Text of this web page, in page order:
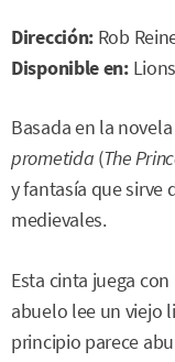
Dirección: Rob
Disponible en:
Basada en la
prometida (The
y fantasía que sirve
medievales.
Esta cinta juega
abuelo lee un viejo
principio parece